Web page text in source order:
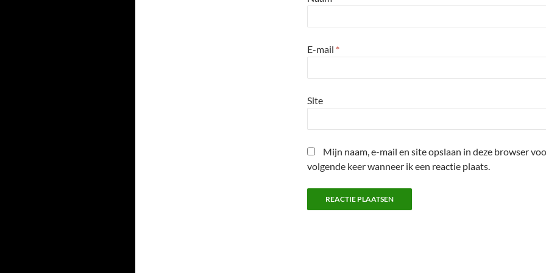
E-mail *
Site
Mijn naam, e-mail en site opslaan in deze browser
volgende keer wanneer ik een reactie plaats.